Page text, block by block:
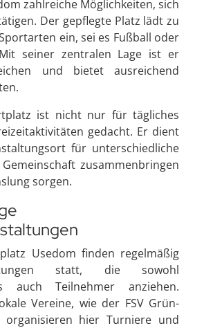
zahlreiche Möglichkeiten, sich
Der gepflegte Platz lädt zu
ein, sei es Fußball oder
seiner zentralen Lage ist er
und bietet ausreichend
ist nicht nur für tägliches
gedacht. Er dient
für unterschiedliche
zusammenbringen
sorgen.
Usedom finden regelmäßig
statt, die sowohl
auch Teilnehmer anziehen.
Vereine, wie der FSV Grün-
organisieren hier Turniere und